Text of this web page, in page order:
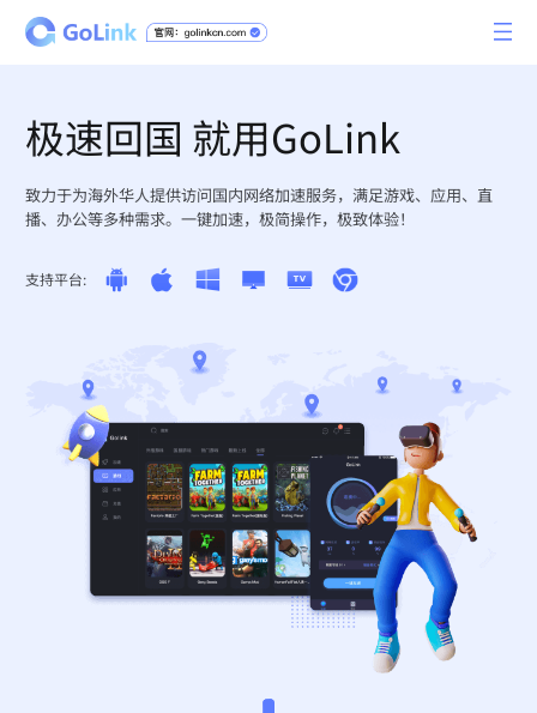
极速回国 就用GoLink
致力于为海外华人提供访问国内网络加速服务，满足游戏、应用、直
播、办公等多种需求。一键加速，极简操作，极致体验！
支持平台: